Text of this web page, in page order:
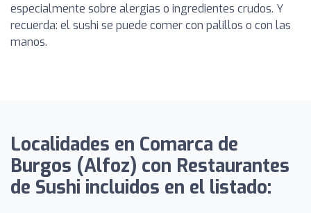
especialmente sobre alergias o ingredientes crudos. Y
recuerda: el sushi se puede comer con palillos o con las
manos.
Localidades en Comarca de
Burgos (Alfoz) con Restaurantes
de Sushi incluidos en el listado: